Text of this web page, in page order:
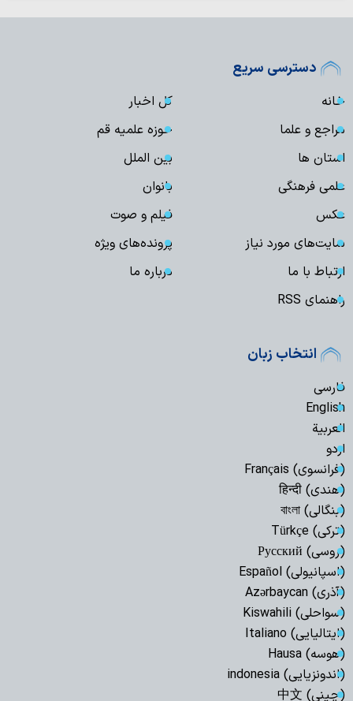
دسترسی سریع
خانه
کل اخبار
مراجع و علما
حوزه علمیه قم
استان ها
بین الملل
علمی فرهنگی
بانوان
عکس
فیلم و صوت
سایت‌های مورد نیاز
پرونده‌های ویژه
ارتباط با ما
درباره ما
راهنمای RSS
انتخاب زبان
فارسی
English
العربیة
اردو
(فرانسوی) Français
(هندی) हिन्दी
(بنگالی) বাংলা
(ترکی) Türkçe
(روسی) Русский
(اسپانیولی) Español
(آذری) Azərbaycan
(سواحلی) Kiswahili
(ایتالیایی) Italiano
(هوسه) Hausa
(اندونزیایی) indonesia
(چینی) 中文